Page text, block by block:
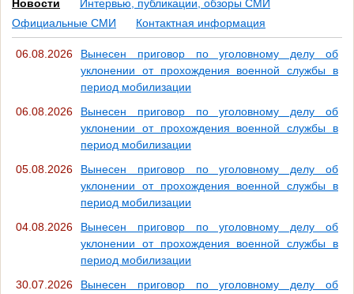
Новости
Интервью, публикации, обзоры СМИ
Официальные СМИ
Контактная информация
06.08.2026
Вынесен приговор по уголовному делу об
уклонении от прохождения военной службы в
период мобилизации
06.08.2026
Вынесен приговор по уголовному делу об
уклонении от прохождения военной службы в
период мобилизации
05.08.2026
Вынесен приговор по уголовному делу об
уклонении от прохождения военной службы в
период мобилизации
04.08.2026
Вынесен приговор по уголовному делу об
уклонении от прохождения военной службы в
период мобилизации
30.07.2026
Вынесен приговор по уголовному делу об